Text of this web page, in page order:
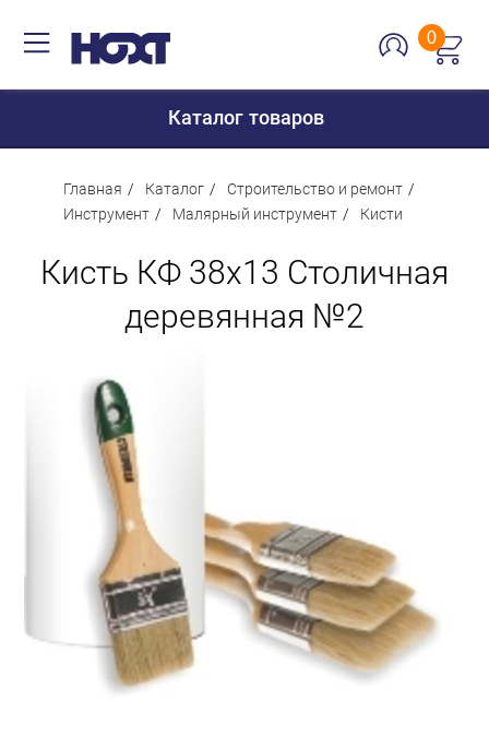
0
Каталог товаров
Для кухни
Сантехника
Для детей
Строительство и ремонт
Бытовая техника
Обувь для дома и дачи
Главная Каталог
Строительство и ремонт
Инструмент
Малярный инструмент Кисти
Кисть КФ 38х13 Столичная
деревянная №2